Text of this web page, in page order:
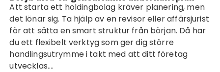
Att starta ett holdingbolag kräver planering, men
det lönar sig. Ta hjälp av en revisor eller affärsjurist
för att sätta en smart struktur från början. Då har
du ett flexibelt verktyg som ger dig större
handlingsutrymme i takt med att ditt företag
utvecklas.…